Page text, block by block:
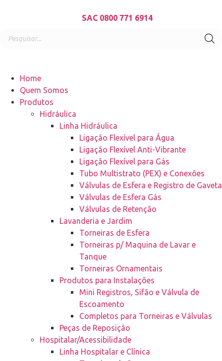
SAC 0800 771 6914
Home
Quem Somos
Produtos
Hidráulica
Linha Hidráulica
Ligação Flexível para Água
Ligação Flexível Anti-Vibrante
Ligação Flexível para Gás
Tubo Multistrato (PEX) e Conexões
Válvulas de Esfera e Registro de Gaveta
Válvulas de Esfera Gás
Válvulas de Retenção
Lavanderia e Jardim
Torneiras de Esfera
Torneiras p/ Maquina de Lavar e
Tanque
Torneiras Ornamentais
Produtos para Instalações
Mini Registros, Sifão e Válvula de
Escoamento
Completos para Torneiras e Válvulas
Peças de Reposição
Hospitalar/Acessibilidade
Linha Hospitalar e Clínica